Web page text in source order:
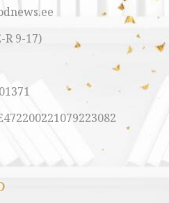
R 9-17)